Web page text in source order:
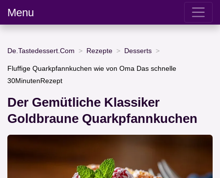
Menu
De.Tastedessert.Com Rezepte Desserts
Fluffige Quarkpfannkuchen wie von Oma Das schnelle
30MinutenRezept
Der Gemütliche Klassiker
Goldbraune Quarkpfannkuchen